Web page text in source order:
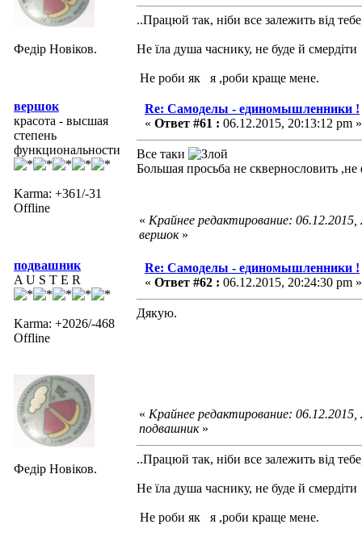
Федір Новіков.
..Працюй так, ніби все залежить від
Не їла душа часнику, не буде й смердіти
Не роби як я ,роби краще мене.
вершок
красота - высшая
степень
функциональности
Karma: +361/-31
Offline
Re: Самоделы - единомышленники !
« Ответ #61 : 06.12.2015, 20:13:12 pm »
Все таки
Большая просьба не сквернословить
« Крайнее редактирование:
вершок»
подвашник
A U S T E R
Karma: +2026/-468
Offline
Федір Новіков.
Re: Самоделы - единомышленники !
« Ответ #62 : 06.12.2015, 20:24:30 pm »
Дякую.
« Крайнее редактирование:
подвашник»
..Працюй так, ніби все залежить від
Не їла душа часнику, не буде й смердіти
Не роби як я ,роби краще мене.